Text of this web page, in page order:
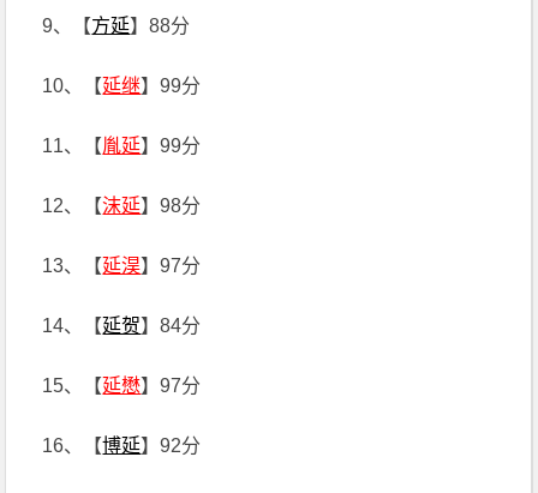
9、【方延】88分
10、【延继】99分
11、【胤延】99分
12、【沫延】98分
13、【延淏】97分
14、【延贺】84分
15、【延懋】97分
16、【博延】92分